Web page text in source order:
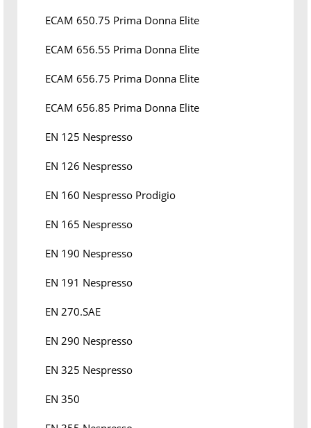
ECAM 650.75 Prima Donna Elite
ECAM 656.55 Prima Donna Elite
ECAM 656.75 Prima Donna Elite
ECAM 656.85 Prima Donna Elite
EN 125 Nespresso
EN 126 Nespresso
EN 160 Nespresso Prodigio
EN 165 Nespresso
EN 190 Nespresso
EN 191 Nespresso
EN 270.SAE
EN 290 Nespresso
EN 325 Nespresso
EN 350